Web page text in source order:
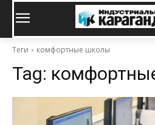
Теги комфортные школы
Tag: